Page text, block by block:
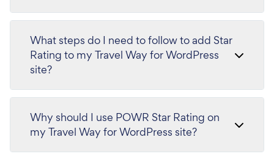
What steps do I need to follow to add Star
Rating to my Travel Way for WordPress
site?
Why should I use POWR Star Rating on
my Travel Way for WordPress site?